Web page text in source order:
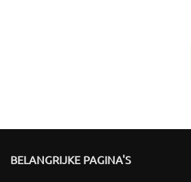
BELANGRIJKE PAGINA'S